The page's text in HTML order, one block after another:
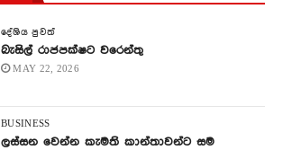
දේශිය පුවත්
බැසිල් රාජපක්ෂට වරෙන්තු
MAY 22, 2026
BUSINESS
ලස්සන වෙන්න කැමති කාන්තාවන්ට සම